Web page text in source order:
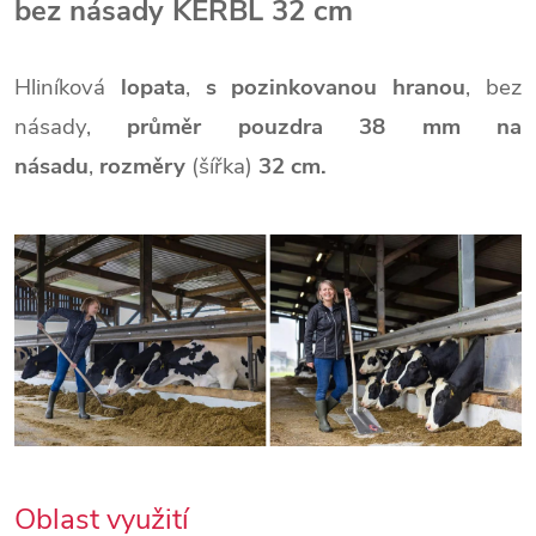
bez násady KERBL 32 cm
Hliníková lopata, s pozinkovanou hranou, bez
násady, průměr pouzdra 38 mm na
násadu, rozměry (šířka) 32 cm.
Oblast využití